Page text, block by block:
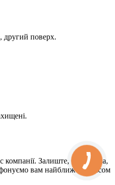
поверх.
Залиште, будь ласка,
вам найближчим часом